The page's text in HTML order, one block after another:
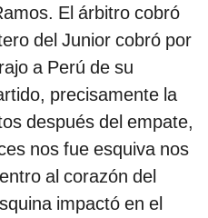
El árbitro cobró
del Junior cobró por
a Perú de su
precisamente la
después del empate,
nos fue esquiva nos
al corazón del
impactó en el